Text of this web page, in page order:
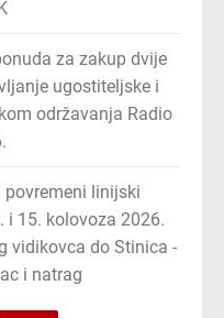
za zakup dvije
ugostiteljske i
održavanja Radio
linijski
i 15. kolovoza 2026.
vidikovca do Stinica -
i natrag